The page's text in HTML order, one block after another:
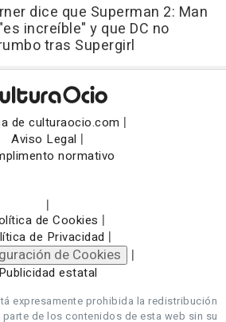
dice que Superman 2: Man
increíble" y que DC no
tras Supergirl
de culturaocio.com |
Aviso Legal |
normativo
|
de Cookies |
de Privacidad |
de Cookies |
Publicidad estatal
expresamente prohibida la redistribución
de los contenidos de esta web sin su